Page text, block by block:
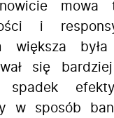
mowa
i
większa
się
w sposób